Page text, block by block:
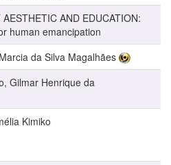
AESTHETIC AND EDUCATION:
human emancipation
da Silva Magalhães
Gilmar Henrique da
Kimiko